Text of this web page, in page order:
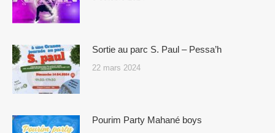
Sortie au parc S. Paul – Pessa’h
22 mars 2024
Pourim Party Mahané boys